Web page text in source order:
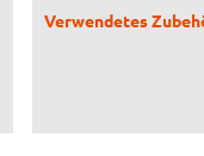
Verwendetes